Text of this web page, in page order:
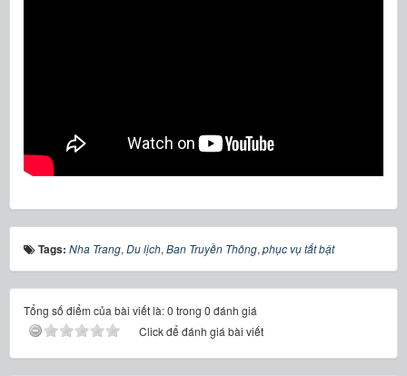
Tags: Nha Trang, Du lịch, Ban Truyền Thông, phục vụ tất bật
Tổng số điểm của bài viết là: 0 trong 0 đánh giá
Click để đánh giá bài viết